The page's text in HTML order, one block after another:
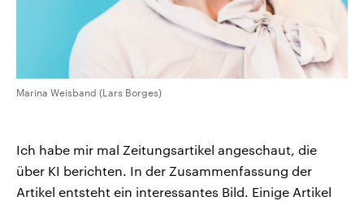
Marina Weisband (Lars Borges)
Ich habe mir mal Zeitungsartikel angeschaut, die
über KI berichten. In der Zusammenfassung der
Artikel entsteht ein interessantes Bild. Einige Artikel